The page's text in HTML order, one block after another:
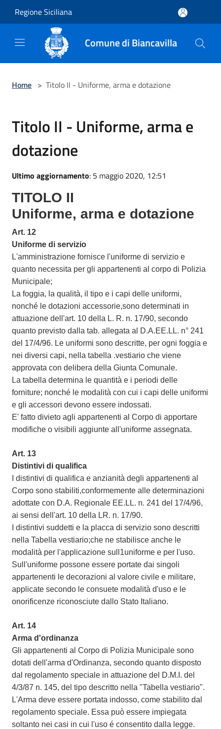
Regione Siciliana
Comune di Biancavilla
Home > Titolo II - Uniforme, arma e dotazione
Titolo II - Uniforme, arma e
dotazione
Ultimo aggiornamento: 5 maggio 2020, 12:51
TITOLO II
Uniforme, arma e dotazione
Art. 12
Uniforme di servizio
L'amministrazione fornisce l'uniforme di servizio e
quanto necessita per gli appartenenti al corpo di Polizia
Municipale;
La foggia, la qualità, il tipo e i capi delle uniformi,
nonché le dotazioni accessorie,sono determinati in
attuazione dell'art. 10 della L. R. n. 17/90, secondo
quanto previsto dalla tab. allegata al D.A.EE.LL. n° 241
del 17/4/96. Le uniformi sono descritte, per ogni foggia e
nei diversi capi, nella tabella .vestiario che viene
approvata con delibera della Giunta Comunale.
La tabella determina le quantità e i periodi delle
forniture; nonché le modalità con cui i capi delle uniformi
e gli accessori devono essere indossati.
E' fatto divieto agli appartenenti al Corpo di apportare
modifiche o visibili aggiunte all'uniforme assegnata.
Art. 13
Distintivi di qualifica
I distintivi di qualifica e anzianità degli appartenenti al
Corpo sono stabiliti,conformemente alle determinazioni
adottate con D.A. Regionale EE.LL. n. 241 del 17/4/96,
ai sensi dell'art. 10 della LR. n. 17/90.
I distintivi suddetti e la placca di servizio sono descritti
nella Tabella vestiario;che ne stabilisce anche le
modalità per l'applicazione sull1uniforme e per l'uso.
Sull'uniforme possone essere portate dai singoli
appartenenti le decorazioni al valore civile e militare,
applicate secondo le consuete modalità d'uso e le
onorificenze riconosciute dallo Stato Italiano.
Art. 14
Arma d'ordinanza
Gli appartenenti al Corpo di Polizia Municipale sono
dotati dell'arma d'Ordinanza, secondo quanto disposto
dal regolamento speciale in attuazione del D.M.I. del
4/3/87 n. 145, del tipo descritto nella "Tabella vestiario".
L'Arma deve essere portata indosso, come stabilito dal
regolamento speciale. Essa può essere impiegata
soltanto nei casi in cui l'uso é consentito dalla legge.